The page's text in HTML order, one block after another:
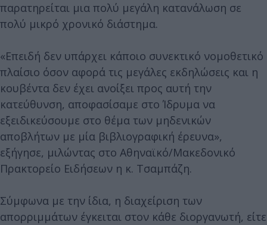
παρατηρείται μια πολύ μεγάλη κατανάλωση σε
πολύ μικρό χρονικό διάστημα.
«Επειδή δεν υπάρχει κάποιο συνεκτικό νομοθετικό
πλαίσιο όσον αφορά τις μεγάλες εκδηλώσεις και η
κουβέντα δεν έχει ανοίξει προς αυτή την
κατεύθυνση, αποφασίσαμε στο Ίδρυμα να
εξειδικεύσουμε στο θέμα των μηδενικών
αποβλήτων με μία βιβλιογραφική έρευνα»,
εξήγησε, μιλώντας στο Αθηναϊκό/Μακεδονικό
Πρακτορείο Ειδήσεων η κ. Τσαμπάζη.
Σύμφωνα με την ίδια, η διαχείριση των
απορριμμάτων έγκειται στον κάθε διοργανωτή, είτε